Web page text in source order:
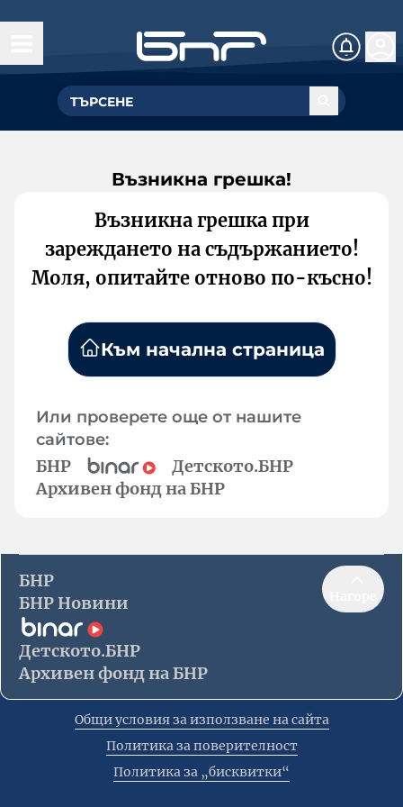
Възникна грешка!
Възникна грешка при
зареждането на съдържанието!
Моля, опитайте отново по-късно!
Към начална страница
Или проверете още от нашите
сайтове:
БНР
Детското.БНР
Архивен фонд на БНР
БНР
БНР Новини
Детското.БНР
Архивен фонд на БНР
Общи условия за използване на сайта
Политика за поверителност
Политика за „бисквитки“